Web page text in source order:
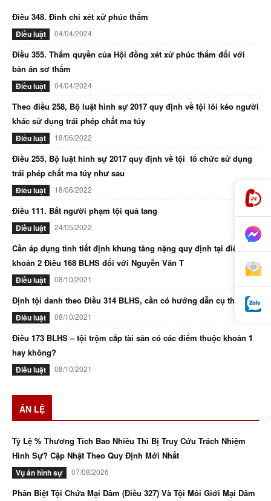
Điều 348. Đình chỉ xét xử phúc thẩm
Điều luật 04/04/2024
Điều 355. Thẩm quyền của Hội đồng xét xử phúc thẩm đối với
bản án sơ thẩm
Điều luật 04/04/2024
Theo điều 258, Bộ luật hình sự 2017 quy định về tội lôi kéo người
khác sử dụng trái phép chất ma túy
Điều luật 18/06/2022
Điều 255, Bộ luật hình sự 2017 quy định về tội tổ chức sử dụng
trái phép chất ma túy như sau
Điều luật 18/06/2022
Điều 111. Bắt người phạm tội quả tang
Điều luật 24/05/2022
Cần áp dụng tình tiết định khung tăng nặng quy định tại điểm d
khoản 2 Điều 168 BLHS đối với Nguyễn Văn T
Điều luật 08/10/2021
Định tội danh theo Điều 314 BLHS, cần có hướng dẫn cụ thể
Điều luật 08/10/2021
Điều 173 BLHS – tội trộm cắp tài sản có các điểm thuộc khoản 1
hay không?
Điều luật 08/10/2021
ÁN LỆ
Tỷ Lệ % Thương Tích Bao Nhiêu Thì Bị Truy Cứu Trách Nhiệm
Hình Sự? Cập Nhật Theo Quy Định Mới Nhất
Vụ án hình sự 07/08/2026
Phân Biệt Tội Chứa Mại Dâm (Điều 327) Và Tội Môi Giới Mại Dâm